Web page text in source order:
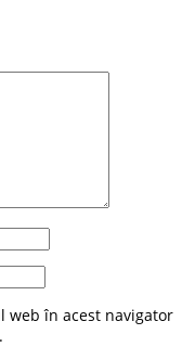
web în acest navigator